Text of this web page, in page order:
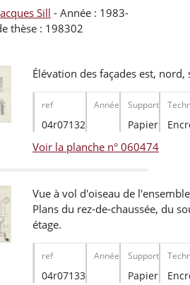
Sill - Année : 1983-
thèse : 198302
Élévation des façades est, nord,
ref Année Support
04r07132 Papier
Voir la planche n° 060474
Vue à vol d'oiseau de
Plans du rez-de-chaussée, du
étage.
ref Année Support
04r07133 Papier